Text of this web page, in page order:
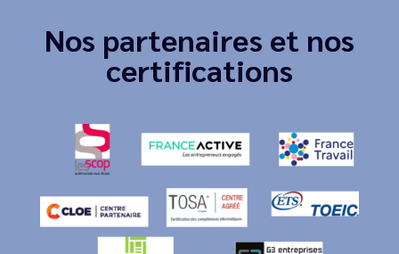
Nos partenaires et nos
certifications